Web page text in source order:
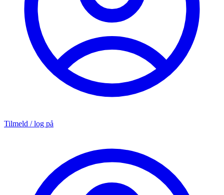
Tilmeld / log på